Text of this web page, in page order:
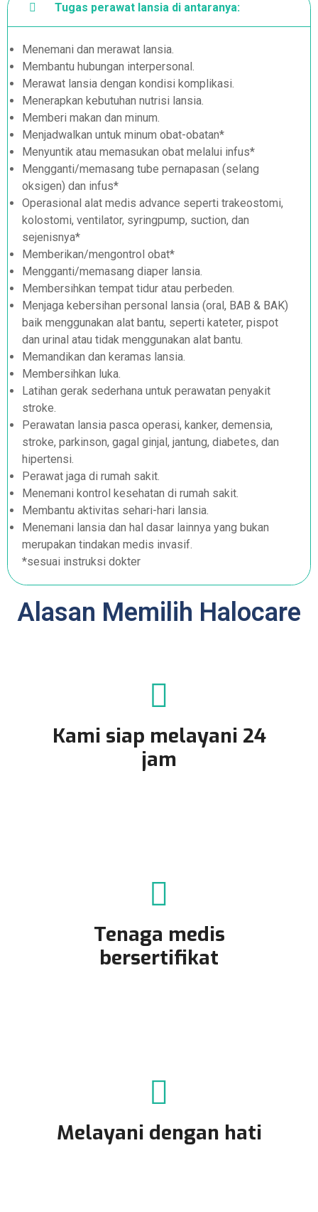
Tugas perawat lansia di antaranya:
Menemani dan merawat lansia.
Membantu hubungan interpersonal.
Merawat lansia dengan kondisi komplikasi.
Menerapkan kebutuhan nutrisi lansia.
Memberi makan dan minum.
Menjadwalkan untuk minum obat-obatan*
Menyuntik atau memasukan obat melalui infus*
Mengganti/memasang tube pernapasan (selang
oksigen) dan infus*
Operasional alat medis advance seperti trakeostomi,
kolostomi, ventilator, syringpump, suction, dan
sejenisnya*
Memberikan/mengontrol obat*
Mengganti/memasang diaper lansia.
Membersihkan tempat tidur atau perbeden.
Menjaga kebersihan personal lansia (oral, BAB & BAK)
baik menggunakan alat bantu, seperti kateter, pispot
dan urinal atau tidak menggunakan alat bantu.
Memandikan dan keramas lansia.
Membersihkan luka.
Latihan gerak sederhana untuk perawatan penyakit
stroke.
Perawatan lansia pasca operasi, kanker, demensia,
stroke, parkinson, gagal ginjal, jantung, diabetes, dan
hipertensi.
Perawat jaga di rumah sakit.
Menemani kontrol kesehatan di rumah sakit.
Membantu aktivitas sehari-hari lansia.
Menemani lansia dan hal dasar lainnya yang bukan
merupakan tindakan medis invasif.
*sesuai instruksi dokter
Alasan Memilih Halocare
Kami siap melayani 24
jam
Tenaga medis
bersertifikat
Melayani dengan hati